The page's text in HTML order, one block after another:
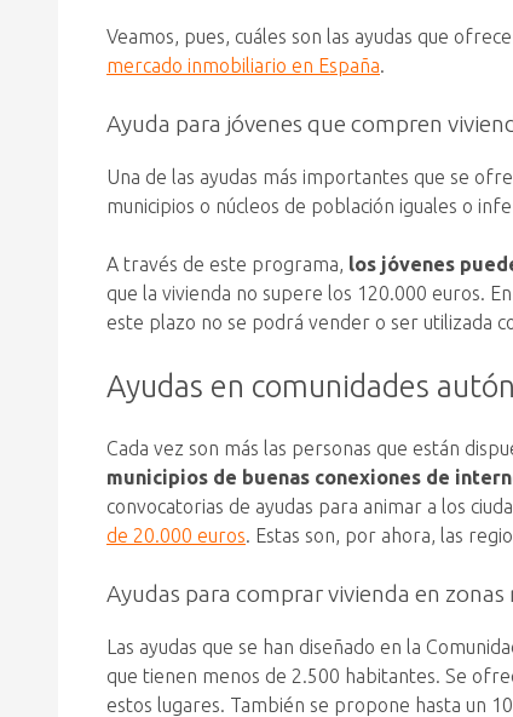
Veamos, pues, cuáles son las ayudas que
mercado inmobiliario en España.
Ayuda para jóvenes que compren
Una de las ayudas más importantes que se
municipios o núcleos de población iguales o
A través de este programa, los jóvenes
que la vivienda no supere los 120.000 euros.
este plazo no se podrá vender o ser utilizada
Ayudas en comunidades
Cada vez son más las personas que están
municipios de buenas conexiones de
convocatorias de ayudas para animar a los
de 20.000 euros . Estas son, por ahora, las
Ayudas para comprar vivienda en
Las ayudas que se han diseñado en la
que tienen menos de 2.500 habitantes. Se
estos lugares. También se propone hasta un